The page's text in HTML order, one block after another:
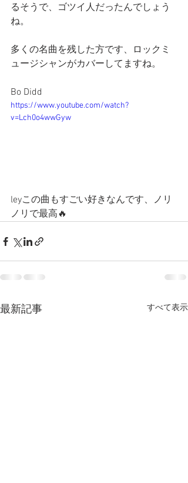
るそうで、ゴツイ人だったんでしょう
ね。
多くの名曲を残した方です、ロックミ
ュージシャンがカバーしてますね。
Bo Didd
https://www.youtube.com/watch?
v=Lch0o4wwGyw
leyこの曲もすごい好きなんです、ノリ
ノリで最高🔥
最新記事 すべて表示